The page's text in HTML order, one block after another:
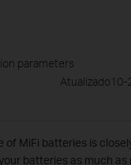
parameters
Atualizado10-
MiFi batteries is
batteries as much as